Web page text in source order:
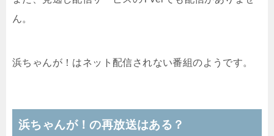
ん。
浜ちゃんが！はネット配信されない番組のようです。
浜ちゃんが！の再放送はある？